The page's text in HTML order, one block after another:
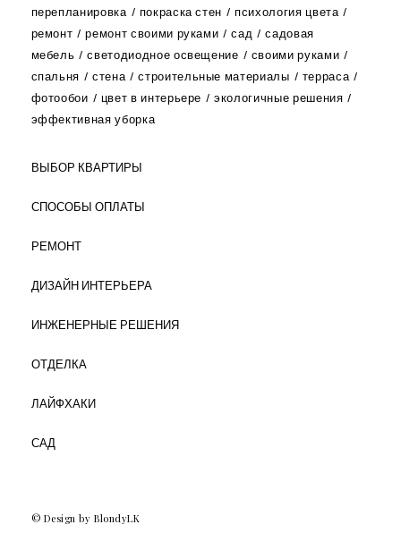
перепланировка
покраска стен
психология цвета
ремонт
ремонт своими руками сад
садовая
мебель
светодиодное освещение
своими руками
спальня
стена строительные материалы
терраса
фотообои
цвет в интерьере
экологичные решения
эффективная уборка
ВЫБОР КВАРТИРЫ
СПОСОБЫ ОПЛАТЫ
РЕМОНТ
ДИЗАЙН ИНТЕРЬЕРА
ИНЖЕНЕРНЫЕ РЕШЕНИЯ
ОТДЕЛКА
ЛАЙФХАКИ
САД
© Design by BlondyLK